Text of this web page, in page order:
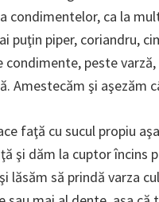
condimentelor, ca la
puţin piper, coriandru,
condimente, peste
Amestecăm şi aşezăm
faţă cu sucul propiu
şi dăm la cuptor încins
lăsăm să prindă varza